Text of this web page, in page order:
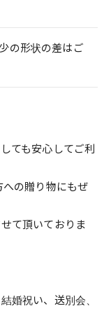
の形状の差はご
ても安心してご利
の贈り物にもぜ
て頂いておりま
婚祝い、送別会、